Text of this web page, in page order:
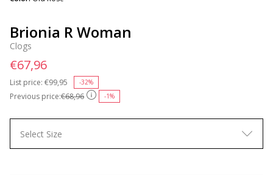
Brionia R Woman
Clogs
Previous price:€68,96 -1%
List price: Price reduced from
€99,95 -32%
€67,96
Select Size